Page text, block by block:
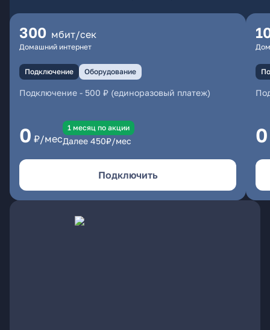
300 мбит/сек
Домашний интернет
Подключение Оборудование
Подключение - 500 ₽ (единоразовый платеж)
0 ₽/мес
1 месяц по акции
Далее 450₽/мес
Подключить
0